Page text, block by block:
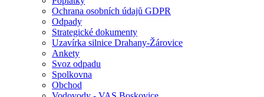
Ochrana osobních údajů GDPR
Odpady
Strategické dokumenty
Uzavírka silnice Drahany-Žárovice
Ankety
Svoz odpadu
Spolkovna
Obchod